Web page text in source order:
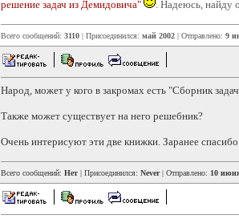
решение задач из Демидовича"
. Надеюсь, найду
Всего сообщений: 3110 | Присоединился: май 2002 | Отправлено: 9
Народ, может у кого в закромах есть "Сборник
Также может существует на него решебник?
Очень интерисуют эти две книжки. Заранее
Всего сообщений: Нет | Присоединился: Never| Отправлено: 10